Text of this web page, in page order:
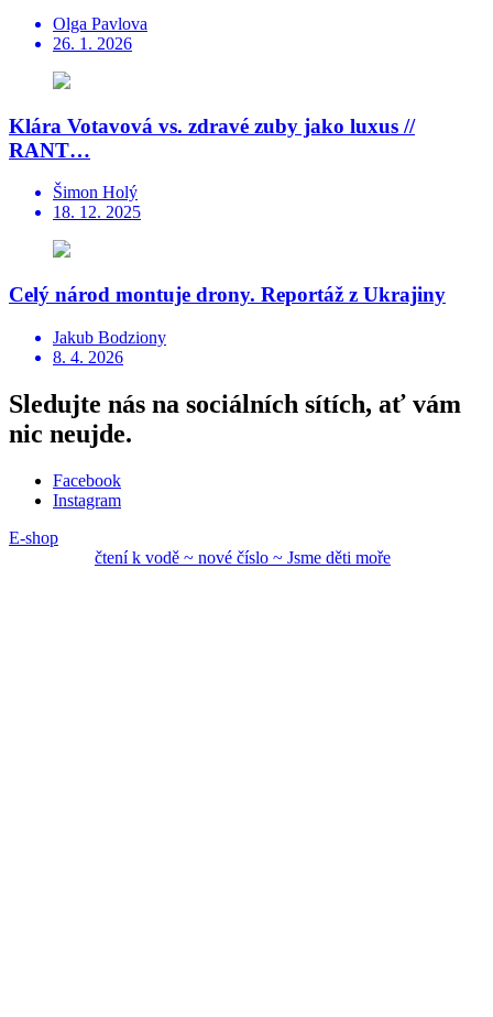
Olga Pavlova
26. 1. 2026
Klára Votavová vs. zdravé zuby jako luxus //
RANT…
Šimon Holý
18. 12. 2025
Celý národ montuje drony. Reportáž z Ukrajiny
Jakub Bodziony
8. 4. 2026
Sledujte nás na sociálních sítích, ať vám
nic neujde.
Facebook
Instagram
E-shop
čtení k vodě ~ novéčíslo ~ Jsme děti mo ře